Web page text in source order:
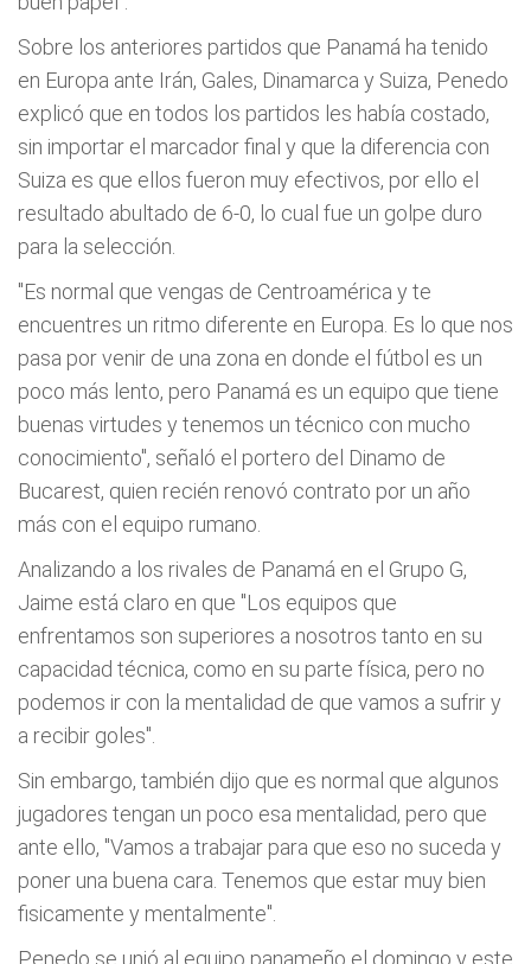
Sobre los anteriores partidos que Panamá ha tenido
en Europa ante Irán, Gales, Dinamarca y Suiza, Penedo
explicó que en todos los partidos les había costado,
sin importar el marcador final y que la diferencia con
Suiza es que ellos fueron muy efectivos, por ello el
resultado abultado de 6-0, lo cual fue un golpe duro
para la selección.
"Es normal que vengas de Centroamérica y te
encuentres un ritmo diferente en Europa. Es lo que nos
pasa por venir de una zona en donde el fútbol es un
poco más lento, pero Panamá es un equipo que tiene
buenas virtudes y tenemos un técnico con mucho
conocimiento", señaló el portero del Dinamo de
Bucarest, quien recién renovó contrato por un año
más con el equipo rumano.
Analizando a los rivales de Panamá en el Grupo G,
Jaime está claro en que "Los equipos que
enfrentamos son superiores a nosotros tanto en su
capacidad técnica, como en su parte física, pero no
podemos ir con la mentalidad de que vamos a sufrir y
a recibir goles".
Sin embargo, también dijo que es normal que algunos
jugadores tengan un poco esa mentalidad, pero que
ante ello, "Vamos a trabajar para que eso no suceda y
poner una buena cara. Tenemos que estar muy bien
fisicamente y mentalmente".
Penedo se unió al equipo panameño el domingo y este